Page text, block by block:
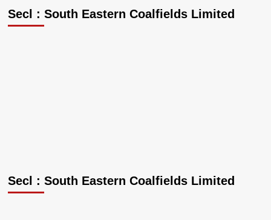
Secl : South Eastern Coalfields Limited
Secl : South Eastern Coalfields Limited